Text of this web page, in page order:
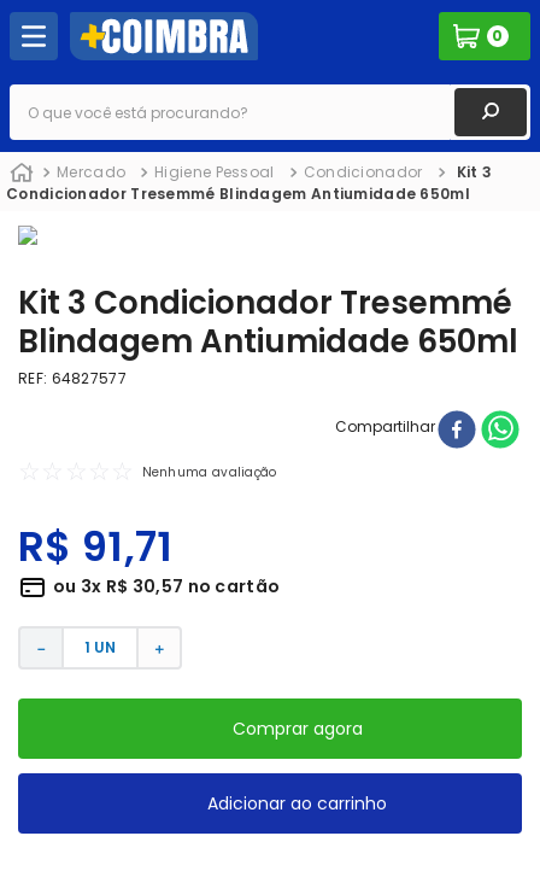
0
O que você está procurando?
Mercado Higiene Pessoal Condicionador
Kit 3
Condicionador Tresemmé Blindagem Antiumidade 650ml
Kit 3 Condicionador Tresemmé
Blindagem Antiumidade 650ml
REF: 64827577
Compartilhar
☆ ☆ ☆ ☆ ☆ Nenhuma avaliação
R$ 91,71
ou 3x R$ 30,57 no cartão
＋
－
Comprar agora
Adicionar ao carrinho